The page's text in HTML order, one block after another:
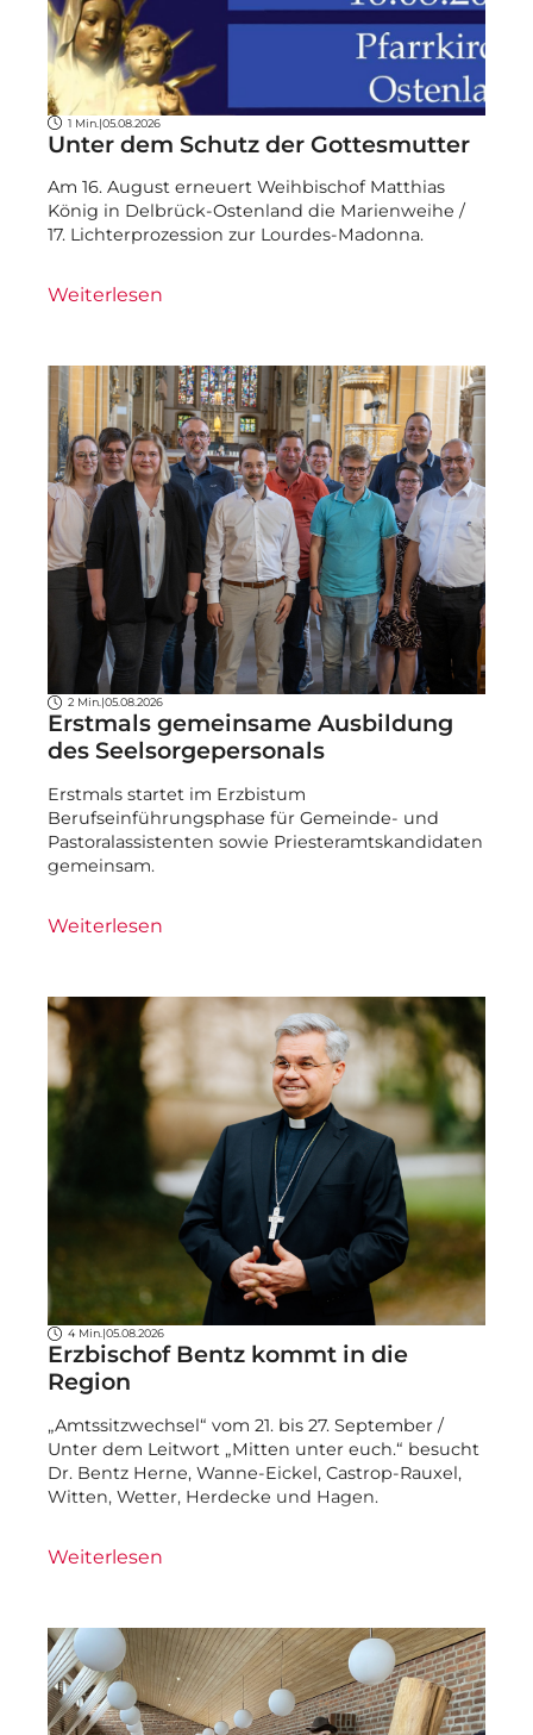
1 Min. |05.08.2026
Unter dem Schutz der Gottesmutter
Am 16. August erneuert Weihbischof Matthias
König in Delbrück-Ostenland die Marienweihe /
17. Lichterprozession zur Lourdes-Madonna.
Weiterlesen
2 Min.| 05.08.2026
Erstmals gemeinsame Ausbildung
des Seelsorgepersonals
Erstmals startet im Erzbistum
Berufseinführungsphase für Gemeinde- und
Pastoralassistenten sowie Priesteramtskandidaten
gemeinsam.
Weiterlesen
4 Min. |05.08.2026
Erzbischof Bentz kommt in die
Region
„Amtssitzwechsel“ vom 21. bis 27. September /
Unter dem Leitwort „Mitten unter euch.“ besucht
Dr. Bentz Herne, Wanne-Eickel, Castrop-Rauxel,
Witten, Wetter, Herdecke und Hagen.
Weiterlesen